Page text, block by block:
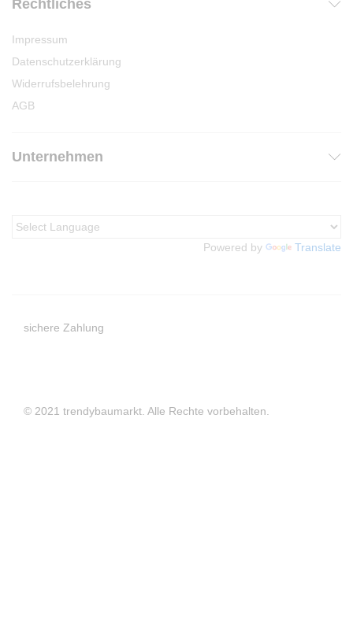
Rechtliches
Impressum
Datenschutzerklärung
Widerrufsbelehrung
AGB
Unternehmen
Powered by Translate
© 2021 trendybaumarkt. Alle Rechte vorbehalten.
sichere Zahlung